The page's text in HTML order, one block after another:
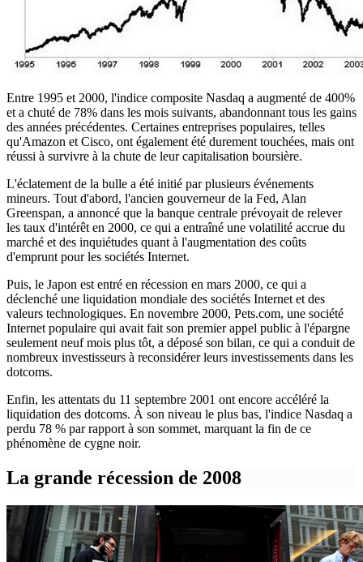
Entre 1995 et 2000, l'indice composite Nasdaq a augmenté de 400%
et a chuté de 78% dans les mois suivants, abandonnant tous les gains
des années précédentes. Certaines entreprises populaires, telles
qu'Amazon et Cisco, ont également été durement touchées, mais ont
réussi à survivre à la chute de leur capitalisation boursière.
L'éclatement de la bulle a été initié par plusieurs événements
mineurs. Tout d'abord, l'ancien gouverneur de la Fed, Alan
Greenspan, a annoncé que la banque centrale prévoyait de relever
les taux d'intérêt en 2000, ce qui a entraîné une volatilité accrue du
marché et des inquiétudes quant à l'augmentation des coûts
d'emprunt pour les sociétés Internet.
Puis, le Japon est entré en récession en mars 2000, ce qui a
déclenché une liquidation mondiale des sociétés Internet et des
valeurs technologiques. En novembre 2000, Pets.com, une société
Internet populaire qui avait fait son premier appel public à l'épargne
seulement neuf mois plus tôt, a déposé son bilan, ce qui a conduit de
nombreux investisseurs à reconsidérer leurs investissements dans les
dotcoms.
Enfin, les attentats du 11 septembre 2001 ont encore accéléré la
liquidation des dotcoms. À son niveau le plus bas, l'indice Nasdaq a
perdu 78 % par rapport à son sommet, marquant la fin de ce
phénomène de cygne noir.
La grande récession de 2008